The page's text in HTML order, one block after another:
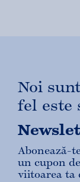
Noi
fel este
Abonează-
un cupon de
viitoarea ta